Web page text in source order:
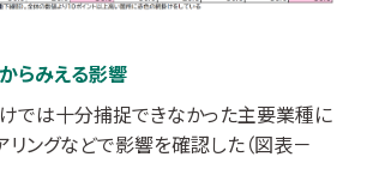
らみえる影響
では十分捕捉できなかった主要業種に
リングなどで影響を確認した（図表－